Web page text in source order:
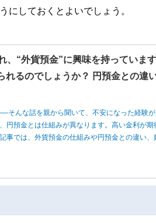
にしておくとよいでしょう。
“外貨預金”に興味を持っています
れるのでしょうか？ 円預金との違
そんな話を親から聞いて、不安になった経験が
円預金とは仕組みが異なります。高い金利が期
事では、外貨預金の仕組みや円預金との違い、